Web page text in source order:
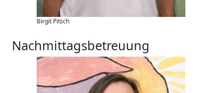
Birgit Pitsch
Nachmittagsbetreuung